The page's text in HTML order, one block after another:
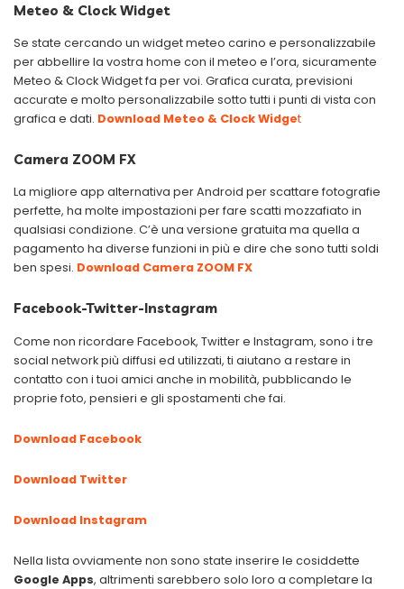
Meteo & Clock Widget
Se state cercando un widget meteo carino e personalizzabile
per abbellire la vostra home con il meteo e l’ora, sicuramente
Meteo & Clock Widget fa per voi. Grafica curata, previsioni
accurate e molto personalizzabile sotto tutti i punti di vista con
grafica e dati. Download Meteo & Clock Widget
Camera ZOOM FX
La migliore app alternativa per Android per scattare fotografie
perfette, ha molte impostazioni per fare scatti mozzafiato in
qualsiasi condizione. C’è una versione gratuita ma quella a
pagamento ha diverse funzioni in più e dire che sono tutti soldi
ben spesi. Download Camera ZOOM FX
Facebook-Twitter-Instagram
Come non ricordare Facebook, Twitter e Instagram, sono i tre
social network più diffusi ed utilizzati, ti aiutano a restare in
contatto con i tuoi amici anche in mobilità, pubblicando le
proprie foto, pensieri e gli spostamenti che fai.
Download Facebook
Download Twitter
Download Instagram
Nella lista ovviamente non sono state inserire le cosiddette
Google Apps, altrimenti sarebbero solo loro a completare la